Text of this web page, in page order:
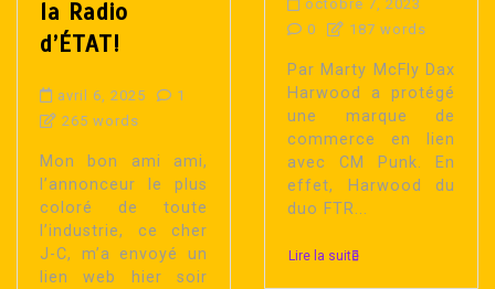
la Radio
d’ÉTAT!
avril 6, 2025
1
265 words
Mon bon ami ami,
l’annonceur le plus
coloré de toute
l’industrie, ce cher
J-C, m’a envoyé un
lien web hier soir
octobre 7, 2023
0
187 words
Par Marty McFly Dax
Harwood a protégé
une marque de
commerce en lien
avec CM Punk. En
effet, Harwood du
duo FTR...
Lire la suite